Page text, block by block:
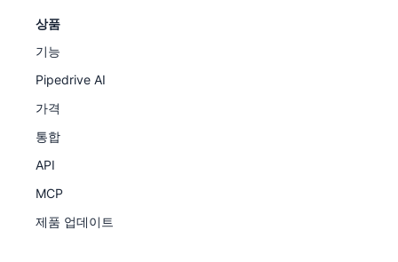
상품
기능
Pipedrive AI
가격
통합
API
MCP
제품 업데이트